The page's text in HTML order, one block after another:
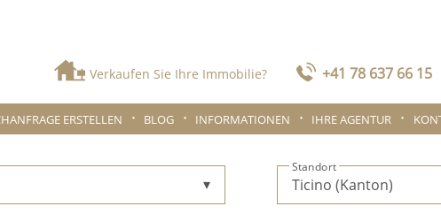
Verkaufen Sie Ihre Immobilie? +41 78 637 66 15
ERSTELLEN BLOG INFORMATIONEN IHRE AGENTUR
Standort